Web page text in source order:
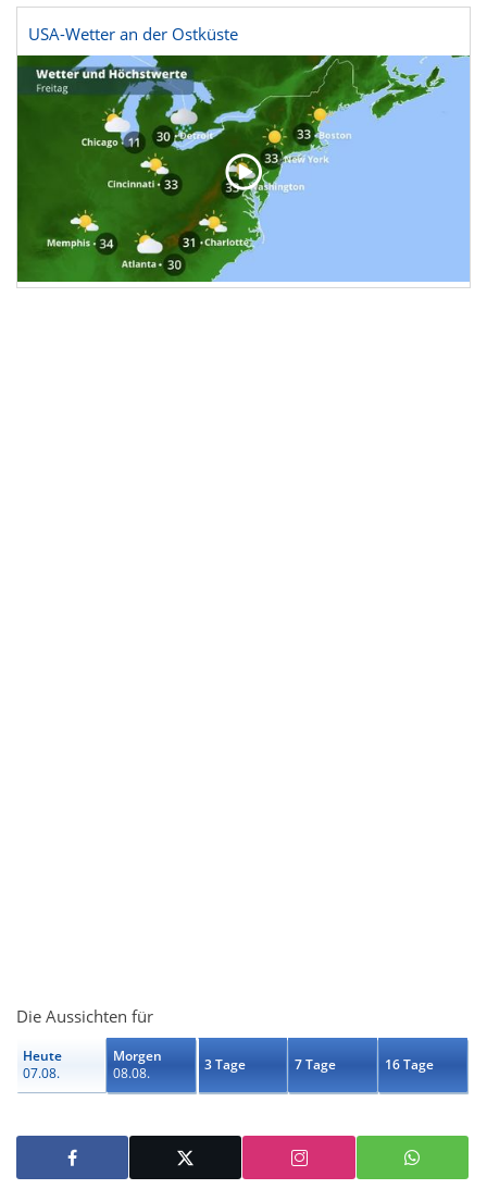
USA-Wetter an der Ostküste
Die Aussichten für
Heute
07.08.
Morgen
08.08.
3 Tage 7 Tage 16 Tage